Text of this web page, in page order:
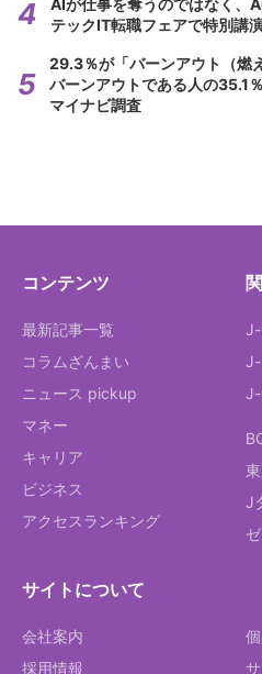
AIが仕事を奪うのではなく
テックIT転職フェアで特別講
29.3％が「バーンアウト（
バーンアウトである人の35.1
マイナビ調査
コンテンツ
最新記事一覧
コラムざんまい
ニュース pickup
マネー
キャリア
ビジネス
アクセスランキング
J-
J-
J-
J
サイトについて
会社案内
採用情報